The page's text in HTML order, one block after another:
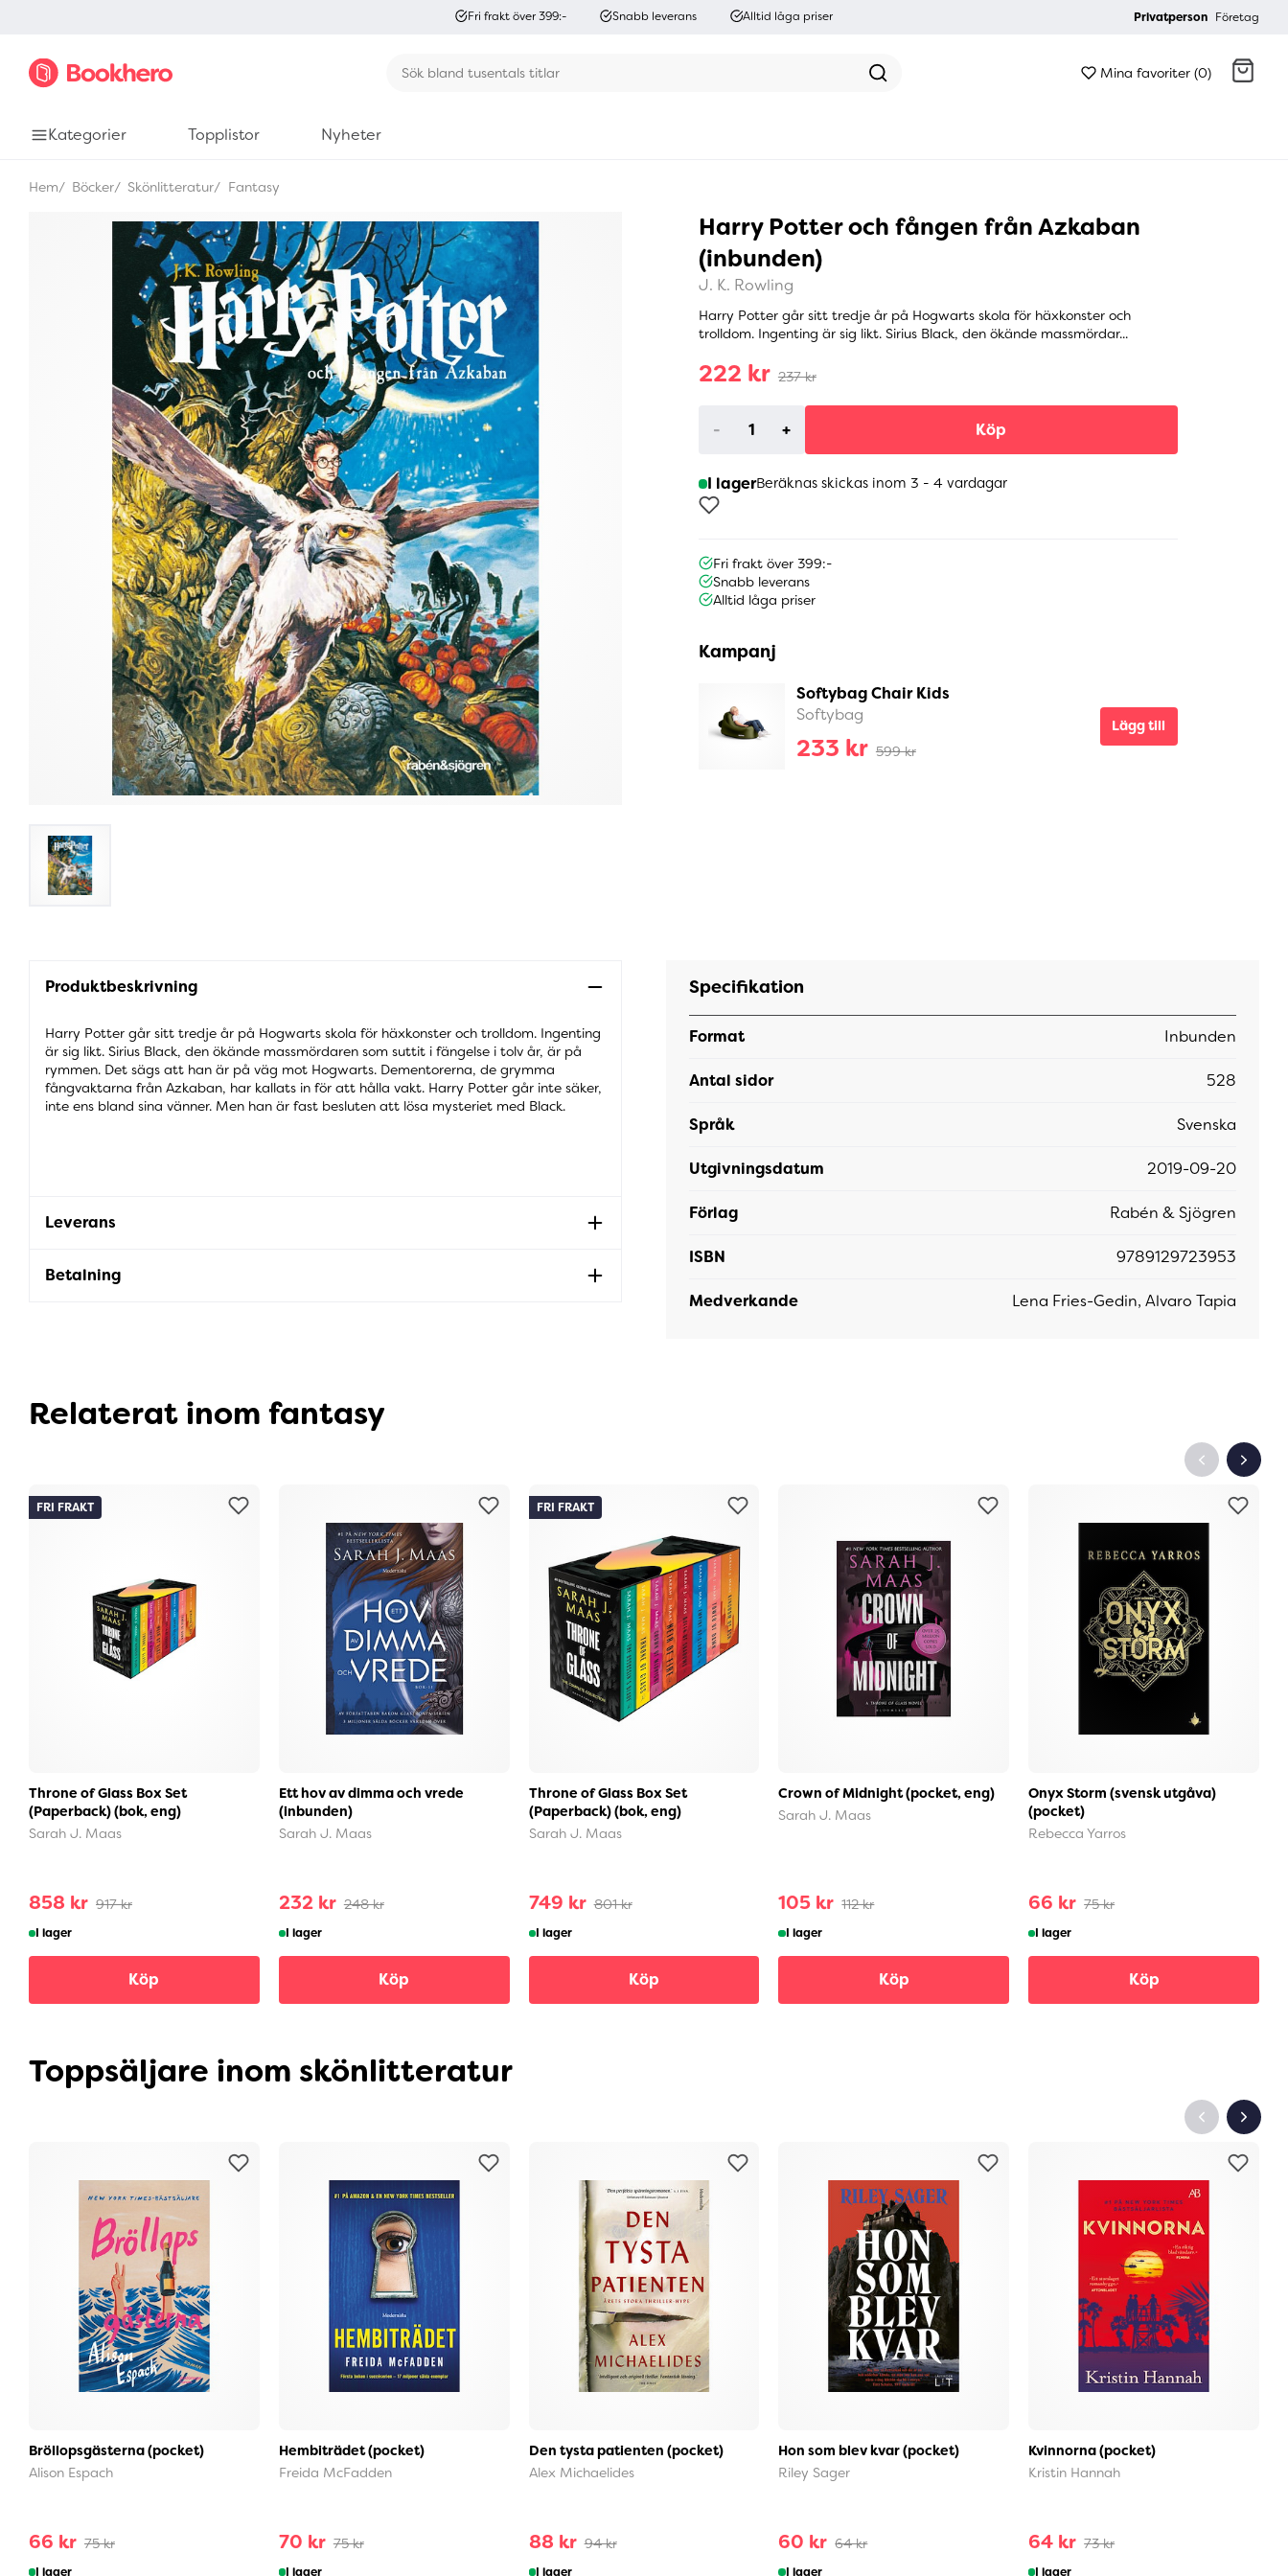
Fri frakt över 399:- Snabb leverans Alltid låga priser Privatperson Företag
Mina favoriter (0)
Kategorier Topplistor Nyheter
Hem Böcker Skönlitteratur Fantasy
Harry Potter och fången från Azkaban
(inbunden)
J. K. Rowling
Harry Potter går sitt tredje år på Hogwarts skola för häxkonster och
trolldom. Ingenting är sig likt. Sirius Black, den ökände massmördar...
222 kr 237 kr
- + Köp
I lagerBeräknas skickas inom 3 - 4 vardagar
Fri frakt över 399:-
Snabb leverans
Alltid låga priser
Kampanj
Softybag Chair Kids
Softybag
233 kr 599 kr
Lägg till
Produktbeskrivning
Harry Potter går sitt tredje år på Hogwarts skola för häxkonster och trolldom. Ingenting
är sig likt. Sirius Black, den ökände massmördaren som suttit i fängelse i tolv år, är på
rymmen. Det sägs att han är på väg mot Hogwarts. Dementorerna, de grymma
fångvaktarna från Azkaban, har kallats in för att hålla vakt. Harry Potter går inte säker,
inte ens bland sina vänner. Men han är fast besluten att lösa mysteriet med Black.
Leverans
Betalning
Specifikation
Format Inbunden
Antal sidor 528
Språk Svenska
Utgivningsdatum 2019-09-20
Förlag Rabén & Sjögren
ISBN 9789129723953
Medverkande Lena Fries-Gedin, Alvaro Tapia
Relaterat inom fantasy
Throne of Glass Box Set
(Paperback) (bok, eng)
Sarah J. Maas
858 kr 917 kr
FRI FRAKT
I lager
Köp
Ett hov av dimma och vrede
(inbunden)
Sarah J. Maas
232 kr 248 kr
I lager
Köp
Throne of Glass Box Set
(Paperback) (bok, eng)
Sarah J. Maas
749 kr 801 kr
FRI FRAKT
I lager
Köp
Crown of Midnight (pocket, eng)
Sarah J. Maas
105 kr 112 kr
I lager
Köp
Onyx Storm (svensk utgåva)
(pocket)
Rebecca Yarros
66 kr 75 kr
I lager
Köp
Toppsäljare inom skönlitteratur
Bröllopsgästerna (pocket)
Alison Espach
66 kr 75 kr
I lager
Hembiträdet (pocket)
Freida McFadden
70 kr 75 kr
I lager
Den tysta patienten (pocket)
Alex Michaelides
88 kr 94 kr
I lager
Hon som blev kvar (pocket)
Riley Sager
60 kr 64 kr
I lager
Kvinnorna (pocket)
Kristin Hannah
64 kr 73 kr
I lager